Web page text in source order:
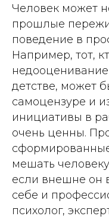
Человек может
прошлые
поведение в
Например, тот,
детстве, может
самоцензуре и
инициативы в
очень ценны.
мешать
если внешне он
себе и
психолог,